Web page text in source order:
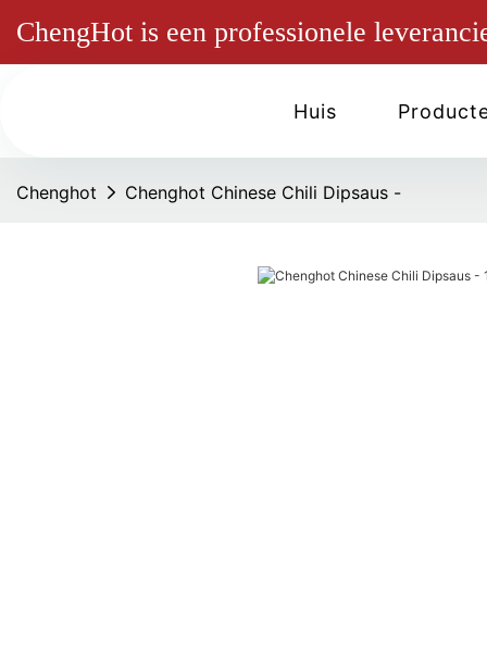
ChengHot is een professionele
Huis
Chenghot Chenghot Chinese Chili Dipsaus -